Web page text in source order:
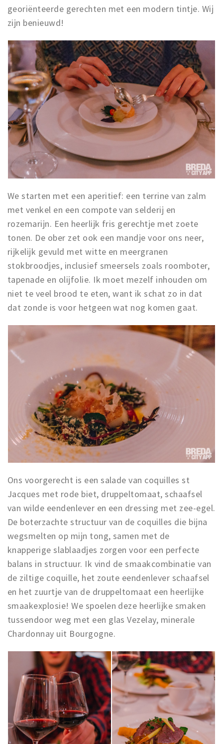
georiënteerde gerechten met een modern tintje. Wij
zijn benieuwd!
We starten met een aperitief: een terrine van zalm
met venkel en een compote van selderij en
rozemarijn. Een heerlijk fris gerechtje met zoete
tonen. De ober zet ook een mandje voor ons neer,
rijkelijk gevuld met witte en meergranen
stokbroodjes, inclusief smeersels zoals roomboter,
tapenade en olijfolie. Ik moet mezelf inhouden om
niet te veel brood te eten, want ik schat zo in dat
dat zonde is voor hetgeen wat nog komen gaat.
Ons voorgerecht is een salade van coquilles st
Jacques met rode biet, druppeltomaat, schaafsel
van wilde eendenlever en een dressing met zee-egel.
De boterzachte structuur van de coquilles die bijna
wegsmelten op mijn tong, samen met de
knapperige slablaadjes zorgen voor een perfecte
balans in structuur. Ik vind de smaakcombinatie van
de ziltige coquille, het zoute eendenlever schaafsel
en het zuurtje van de druppeltomaat een heerlijke
smaakexplosie! We spoelen deze heerlijke smaken
tussendoor weg met een glas Vezelay, minerale
Chardonnay uit Bourgogne.